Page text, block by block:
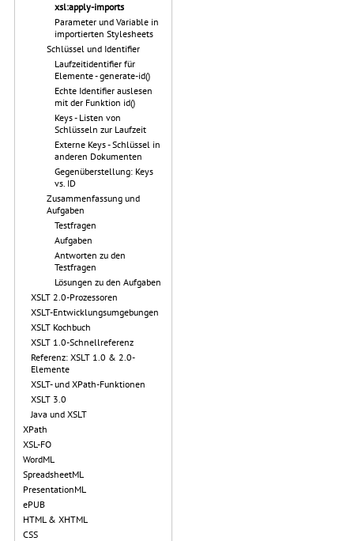
xsl:apply-imports
Parameter und Variable in
importierten Stylesheets
Schlüssel und Identifier
Laufzeitidentifier für
Elemente - generate-id()
Echte Identifier auslesen
mit der Funktion id()
Keys - Listen von
Schlüsseln zur Laufzeit
Externe Keys - Schlüssel in
anderen Dokumenten
Gegenüberstellung: Keys
vs. ID
Zusammenfassung und
Aufgaben
Testfragen
Aufgaben
Antworten zu den
Testfragen
Lösungen zu den Aufgaben
XSLT 2.0-Prozessoren
XSLT-Entwicklungsumgebungen
XSLT Kochbuch
XSLT 1.0-Schnellreferenz
Referenz: XSLT 1.0 & 2.0-
Elemente
XSLT- und XPath-Funktionen
XSLT 3.0
Java und XSLT
XPath
XSL-FO
WordML
SpreadsheetML
PresentationML
ePUB
HTML & XHTML
CSS